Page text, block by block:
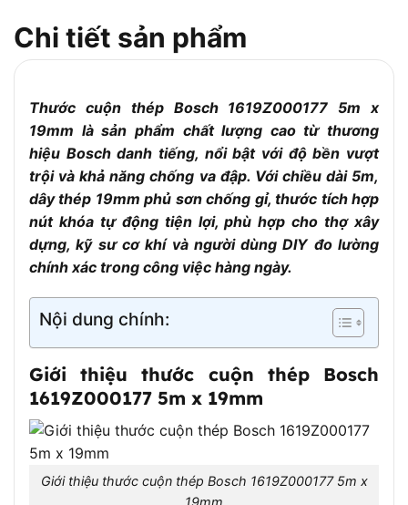
Chi tiết sản phẩm
Thước cuộn thép Bosch 1619Z000177 5m x
19mm là sản phẩm chất lượng cao từ thương
hiệu Bosch danh tiếng, nổi bật với độ bền vượt
trội và khả năng chống va đập. Với chiều dài 5m,
dây thép 19mm phủ sơn chống gỉ, thước tích hợp
nút khóa tự động tiện lợi, phù hợp cho thợ xây
dựng, kỹ sư cơ khí và người dùng DIY đo lường
chính xác trong công việc hàng ngày.
Nội dung chính:
Giới thiệu thước cuộn thép Bosch
1619Z000177 5m x 19mm
Giới thiệu thước cuộn thép Bosch 1619Z000177 5m x